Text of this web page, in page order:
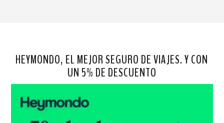
HEYMONDO, EL MEJOR SEGURO DE VIAJES. Y CON
UN 5% DE DESCUENTO